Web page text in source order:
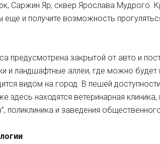
Саржин Яр, сквер Ярослава Мудрого.
еще и получите возможность
предусмотрена закрытой от авто и
и ландшафтные аллеи, где можно
видом на город. В пешей
здесь находятся ветеринарная
поликлиника и заведения